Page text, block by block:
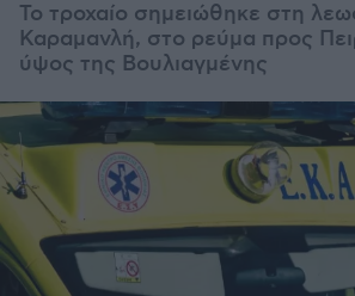
Το τροχαίο σημειώθηκε στη
Καραμανλή, στο ρεύμα προς
ύψος της Βουλιαγμένης